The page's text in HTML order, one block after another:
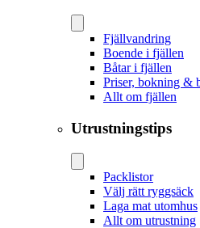
Fjällvandring
Boende i fjällen
Båtar i fjällen
Priser, bokning &
Allt om fjällen
Utrustningstips
Packlistor
Välj rätt ryggsäck
Laga mat utomhus
Allt om utrustning